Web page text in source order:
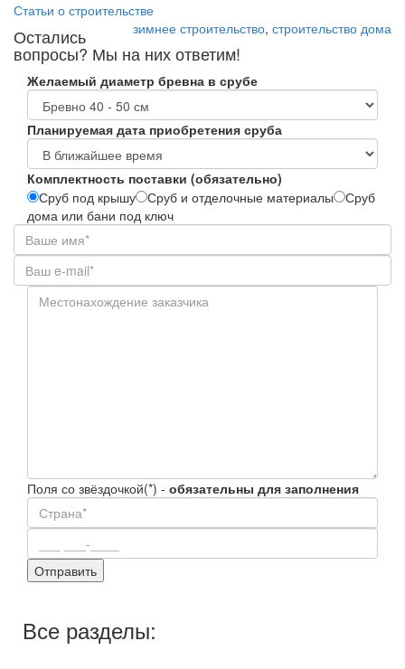
Статьи о строительстве
зимнее строительство, строительство дома
Остались
вопросы? Мы на них ответим!
Желаемый диаметр бревна в срубе
Планируемая дата приобретения сруба
Комплектность поставки (обязательно)
Сруб под крышу
Сруб и отделочные материалы
Сруб
дома или бани под ключ
Поля со звёздочкой(*) - обязательны для заполнения
Все разделы: